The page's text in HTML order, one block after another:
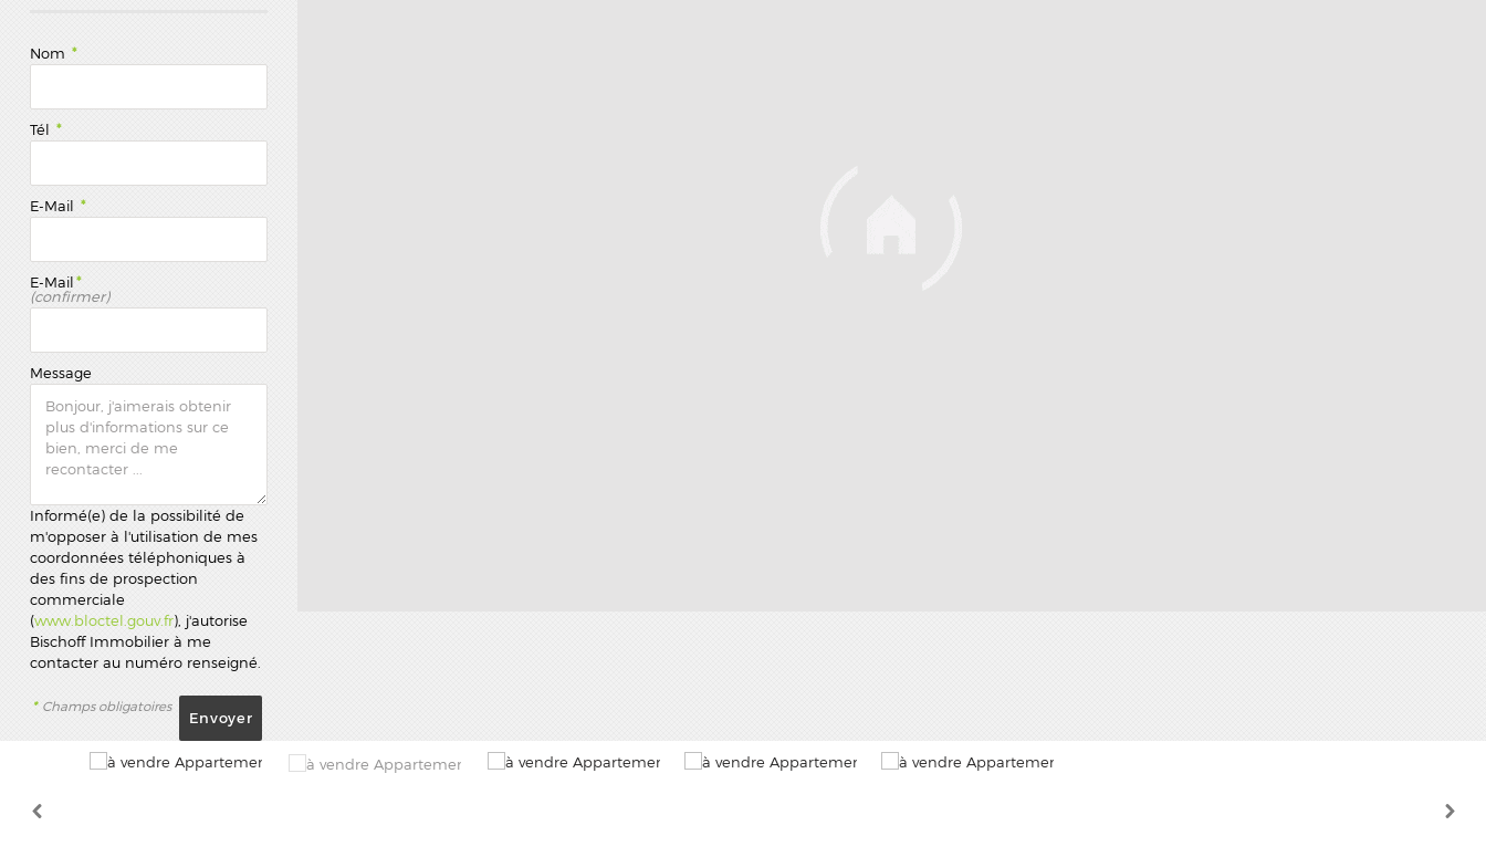
Nom *
Tél *
E-Mail *
E-Mail*
(confirmer)
Message
Informé(e) de la possibilité de
m'opposer à l'utilisation de mes
coordonnées téléphoniques à
des fins de prospection
commerciale
(www.bloctel.gouv.fr), j'autorise
Bischoff Immobilier à me
contacter au numéro renseigné.
* Champs obligatoires